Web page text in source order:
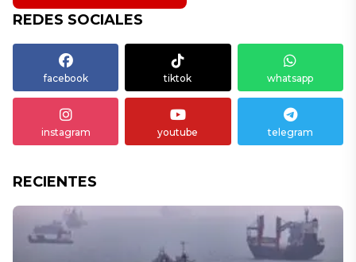
REDES SOCIALES
facebook tiktok whatsapp
instagram youtube telegram
RECIENTES